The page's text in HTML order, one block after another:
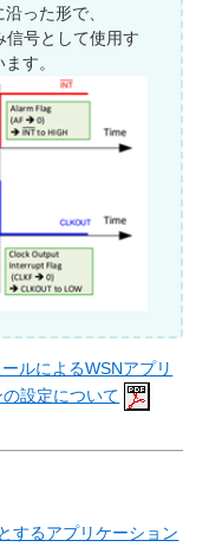
った形で、
信号として使用す
す。
ルによるWSNアプリ
設定について
するアプリケーション